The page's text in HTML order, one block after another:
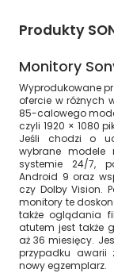
Produkty
Monitory
Wyprodukowane
ofercie w różnych
85-calowego
czyli 1920 × 1080
Jeśli chodzi o
wybrane modele
systemie 24/7,
Android 9 oraz
czy Dolby Vision.
monitory te
także oglądania
atutem jest także
aż 36 miesięcy.
przypadku awarii
nowy egzemplarz.